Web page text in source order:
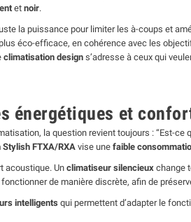
et noir.
la puissance pour limiter les à-coups et
éco-efficace, en cohérence avec les
climatisation design s’adresse à ceux qui
énergétiques et
la question revient toujours : “Est-ce
Stylish FTXA/RXA vise une faible
acoustique. Un climatiseur silencieux change
fonctionner de manière discrète, afin de
intelligents qui permettent d’adapter le